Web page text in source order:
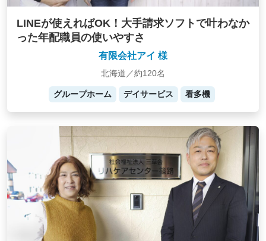
LINEが使えればOK！大手請求ソフトで叶わなか
った年配職員の使いやすさ
有限会社アイ 様
北海道／約120名
グループホーム デイサービス 看多機